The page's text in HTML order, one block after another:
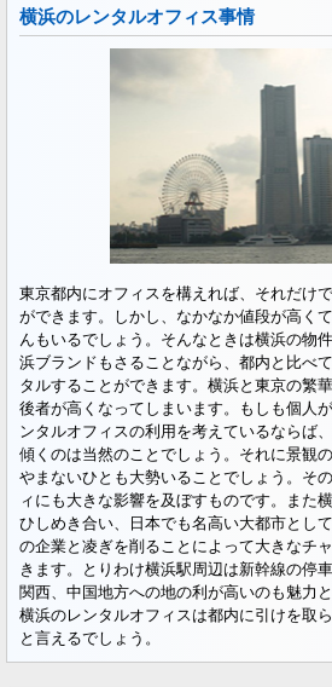
横浜のレンタルオフィス事情
東京都内にオフィスを構えれば、それだけ
ができます。しかし、なかなか値段が高く
んもいるでしょう。そんなときは横浜の物
浜ブランドもさることながら、都内と比べ
タルすることができます。横浜と東京の繁
後者が高くなってしまいます。もしも個人
ンタルオフィスの利用を考えているならば
傾くのは当然のことでしょう。それに景観
やまないひとも大勢いることでしょう。そ
ィにも大きな影響を及ぼすものです。また
ひしめき合い、日本でも名高い大都市とし
の企業と凌ぎを削ることによって大きなチ
きます。とりわけ横浜駅周辺は新幹線の停
関西、中国地方への地の利が高いのも魅力
横浜のレンタルオフィスは都内に引けを取
と言えるでしょう。